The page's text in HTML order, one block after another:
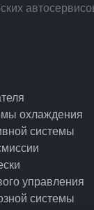
охлаждения
системы
управления
системы